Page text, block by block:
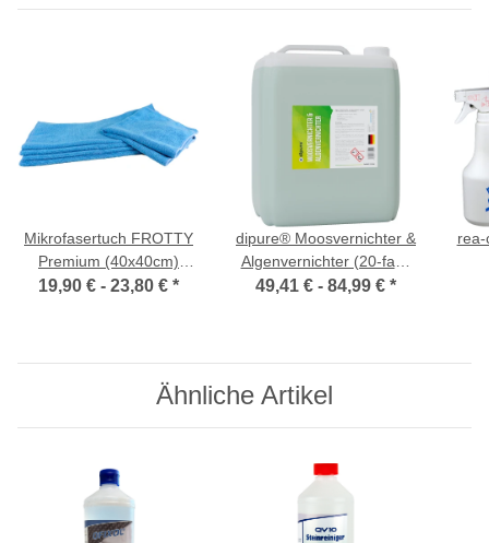
Mikrofasertuch FROTTY
Premium (40x40cm)
blau/grau (10er Packs)
19,90 € - 23,80 € *
dipure® Moosvernichter &
Algenvernichter (20-fach
Konzentrat)
49,41 € - 84,99 € *
Ähnliche Artikel